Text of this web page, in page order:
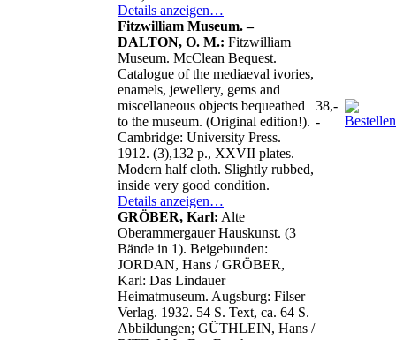
Details anzeigen…
Fitzwilliam Museum. –
DALTON, O. M.: Fitzwilliam
Museum. McClean Bequest.
Catalogue of the mediaeval ivories,
enamels, jewellery, gems and
miscellaneous objects bequeathed
to the museum. (Original edition!).
Cambridge: University Press.
1912. (3),132 p., XXVII plates.
Modern half cloth. Slightly rubbed,
inside very good condition.
Details anzeigen…
38,-
-
GRÖBER, Karl: Alte
Oberammergauer Hauskunst. (3
Bände in 1). Beigebunden:
JORDAN, Hans / GRÖBER,
Karl: Das Lindauer
Heimatmuseum. Augsburg: Filser
Verlag. 1932. 54 S. Text, ca. 64 S.
Abbildungen; GÜTHLEIN, Hans /